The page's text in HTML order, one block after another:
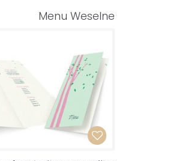
Menu Weselne